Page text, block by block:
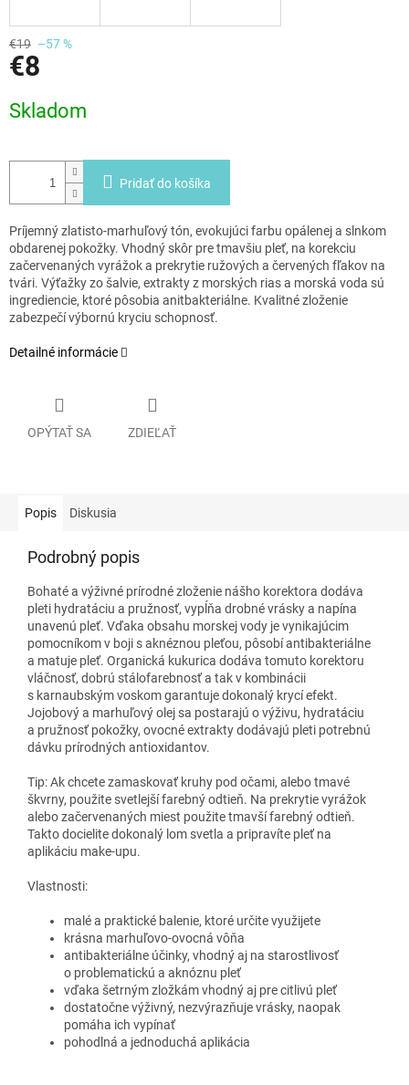
€19 –57 %
€8
cena:
Skladom
Pridať do košíka
Príjemný zlatisto-marhuľový tón, evokujúci farbu opálenej a slnkom
obdarenej pokožky. Vhodný skôr pre tmavšiu pleť, na korekciu
začervenaných vyrážok a prekrytie ružových a červených fľakov na
tvári. Výťažky zo šalvie, extrakty z morských rias a morská voda sú
ingrediencie, ktoré pôsobia anitbakteriálne. Kvalitné zloženie
zabezpečí výbornú kryciu schopnosť.
Detailné informácie
OPÝTAŤ SA ZDIEĽAŤ
Popis Diskusia
Podrobný popis
Bohaté a výživné prírodné zloženie nášho korektora dodáva
pleti hydratáciu a pružnosť, vypĺňa drobné vrásky a napína
unavenú pleť. Vďaka obsahu morskej vody je vynikajúcim
pomocníkom v boji s aknéznou pleťou, pôsobí antibakteriálne
a matuje pleť. Organická kukurica dodáva tomuto korektoru
vláčnosť, dobrú stálofarebnosť a tak v kombinácii
s karnaubským voskom garantuje dokonalý krycí efekt.
Jojobový a marhuľový olej sa postarajú o výživu, hydratáciu
a pružnosť pokožky, ovocné extrakty dodávajú pleti potrebnú
dávku prírodných antioxidantov.
Tip: Ak chcete zamaskovať kruhy pod očami, alebo tmavé
škvrny, použite svetlejší farebný odtieň. Na prekrytie vyrážok
alebo začervenaných miest použite tmavší farebný odtieň.
Takto docielite dokonalý lom svetla a pripravíte pleť na
aplikáciu make-upu.
Vlastnosti:
malé a praktické balenie, ktoré určite využijete
krásna marhuľovo-ovocná vôňa
antibakteriálne účinky, vhodný aj na starostlivosť
o problematickú a aknóznu pleť
vďaka šetrným zložkám vhodný aj pre citlivú pleť
dostatočne výživný, nezvýrazňuje vrásky, naopak
pomáha ich vypínať
pohodlná a jednoduchá aplikácia